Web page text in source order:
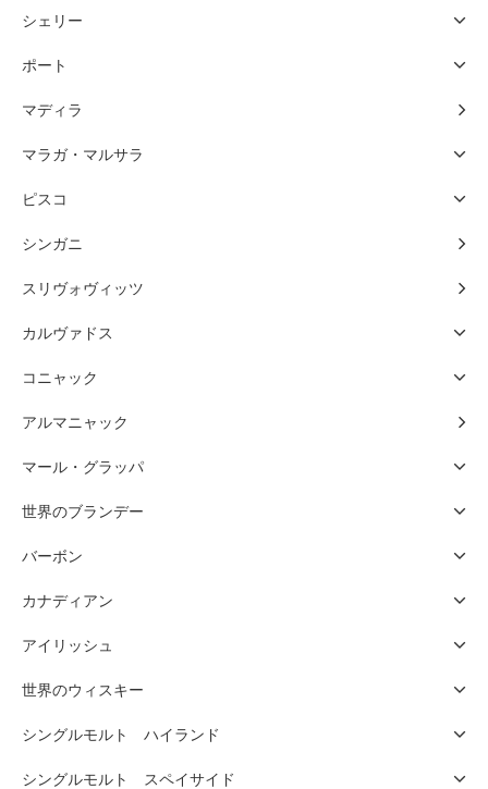
シェリー
ポート
マディラ
マラガ・マルサラ
ピスコ
シンガニ
スリヴォヴィッツ
カルヴァドス
コニャック
アルマニャック
マール・グラッパ
世界のブランデー
バーボン
カナディアン
アイリッシュ
世界のウィスキー
シングルモルト ハイランド
シングルモルト スペイサイド